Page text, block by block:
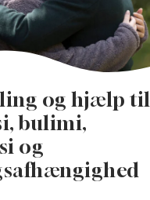
og hjælp til
bulimi,
og